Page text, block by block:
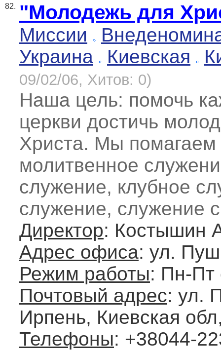
82. "Молодежь для
Миссии
Украина
Киевская
09/02/06, Хитов: 0)
Наша цель: помочь
церкви достичь
Христа. Мы помагаем
молитвенное
служение, клубное
служение, служение
Директор: Костышин
Адрес офиса: ул.
Режим работы: Пн-Пт
Почтовый адрес: ул.
Ирпень, Киевская
Телефоны: +38044-